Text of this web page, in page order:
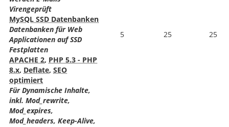
Virengeprüft
MySQL SSD Datenbanken
Datenbanken für Web
Applicationen auf SSD
Festplatten
5 25 25
APACHE 2, PHP 5.3 - PHP
8.x, Deflate, SEO
optimiert
Für Dynamische Inhalte,
inkl. Mod_rewrite,
Mod_expires,
Mod_headers, Keep-Alive,